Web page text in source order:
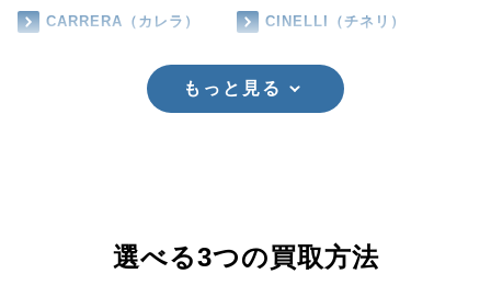
CARRERA（カレラ） CINELLI（チネリ）
もっと見る
選べる3つの買取方法